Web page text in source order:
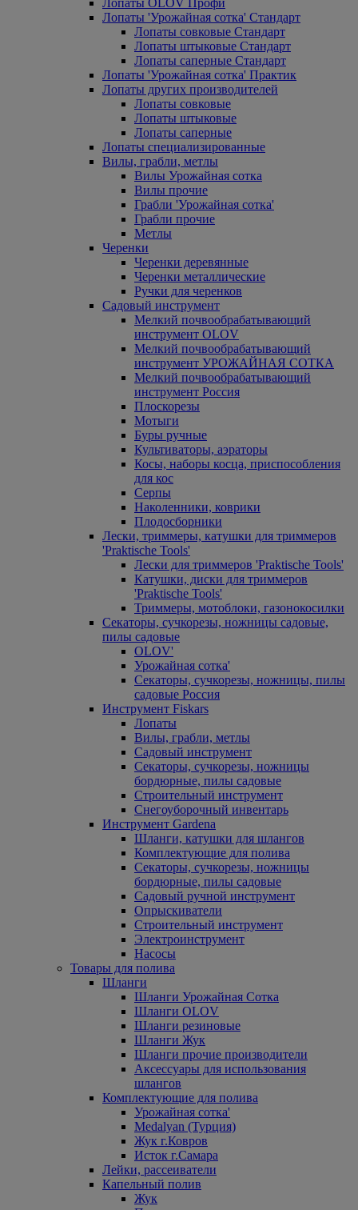
Лопаты OLOV Профи
Лопаты 'Урожайная сотка' Стандарт
Лопаты совковые Стандарт
Лопаты штыковые Стандарт
Лопаты саперные Стандарт
Лопаты 'Урожайная сотка' Практик
Лопаты других производителей
Лопаты совковые
Лопаты штыковые
Лопаты саперные
Лопаты специализированные
Вилы, грабли, метлы
Вилы Урожайная сотка
Вилы прочие
Грабли 'Урожайная сотка'
Грабли прочие
Метлы
Черенки
Черенки деревянные
Черенки металлические
Ручки для черенков
Садовый инструмент
Мелкий почвообрабатывающий
инструмент OLOV
Мелкий почвообрабатывающий
инструмент УРОЖАЙНАЯ СОТКА
Мелкий почвообрабатывающий
инструмент Россия
Плоскорезы
Мотыги
Буры ручные
Культиваторы, аэраторы
Косы, наборы косца, приспособления
для кос
Серпы
Наколенники, коврики
Плодосборники
Лески, триммеры, катушки для триммеров
'Praktische Tools'
Лески для триммеров 'Praktische Tools'
Катушки, диски для триммеров
'Praktische Tools'
Триммеры, мотоблоки, газонокосилки
Секаторы, сучкорезы, ножницы садовые,
пилы садовые
OLOV'
Урожайная сотка'
Секаторы, сучкорезы, ножницы, пилы
садовые Россия
Инструмент Fiskars
Лопаты
Вилы, грабли, метлы
Садовый инструмент
Секаторы, сучкорезы, ножницы
бордюрные, пилы садовые
Строительный инструмент
Снегоуборочный инвентарь
Инструмент Gardena
Шланги, катушки для шлангов
Комплектующие для полива
Секаторы, сучкорезы, ножницы
бордюрные, пилы садовые
Садовый ручной инструмент
Опрыскиватели
Строительный инструмент
Электроинструмент
Насосы
Товары для полива
Шланги
Шланги Урожайная Сотка
Шланги OLOV
Шланги резиновые
Шланги Жук
Шланги прочие производители
Аксессуары для использования
шлангов
Комплектующие для полива
Урожайная сотка'
Medalyan (Турция)
Жук г.Ковров
Исток г.Самара
Лейки, рассеиватели
Капельный полив
Жук